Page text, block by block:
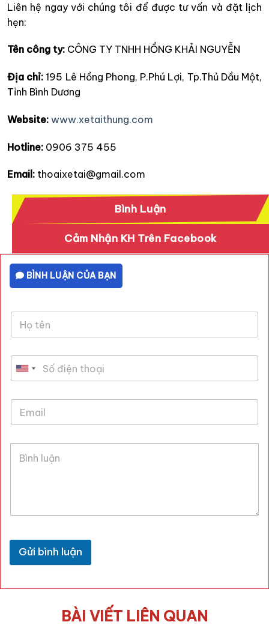
Liên hệ ngay với chúng tôi để được tư vấn và đặt lịch
hẹn:
Tên công ty: CÔNG TY TNHH HỒNG KHẢI NGUYỄN
Địa chỉ: 195 Lê Hồng Phong, P.Phú Lợi, Tp.Thủ Dầu Một,
Tỉnh Bình Dương
Website: www.xetaithung.com
Hotline: 0906 375 455
Email: thoaixetai@gmail.com
Bình Luận
Cảm Nhận KH Trên Facebook
BÌNH LUẬN CỦA BẠN
Gửi bình luận
BÀI VIẾT LIÊN QUAN